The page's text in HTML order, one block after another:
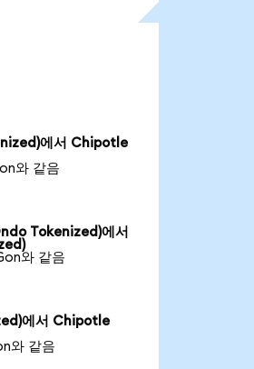
에서 Chipotle
와 같음
Tokenized)에서
와 같음
에서 Chipotle
와 같음